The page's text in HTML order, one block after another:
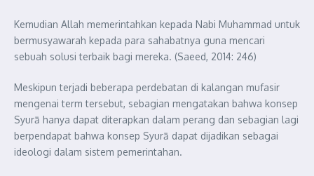
Kemudian Allah memerintahkan kepada Nabi Muhammad untuk
bermusyawarah kepada para sahabatnya guna mencari
sebuah solusi terbaik bagi mereka. (Saeed, 2014: 246)
Meskipun terjadi beberapa perdebatan di kalangan mufasir
mengenai term tersebut, sebagian mengatakan bahwa konsep
Syurā hanya dapat diterapkan dalam perang dan sebagian lagi
berpendapat bahwa konsep Syurā dapat dijadikan sebagai
ideologi dalam sistem pemerintahan.